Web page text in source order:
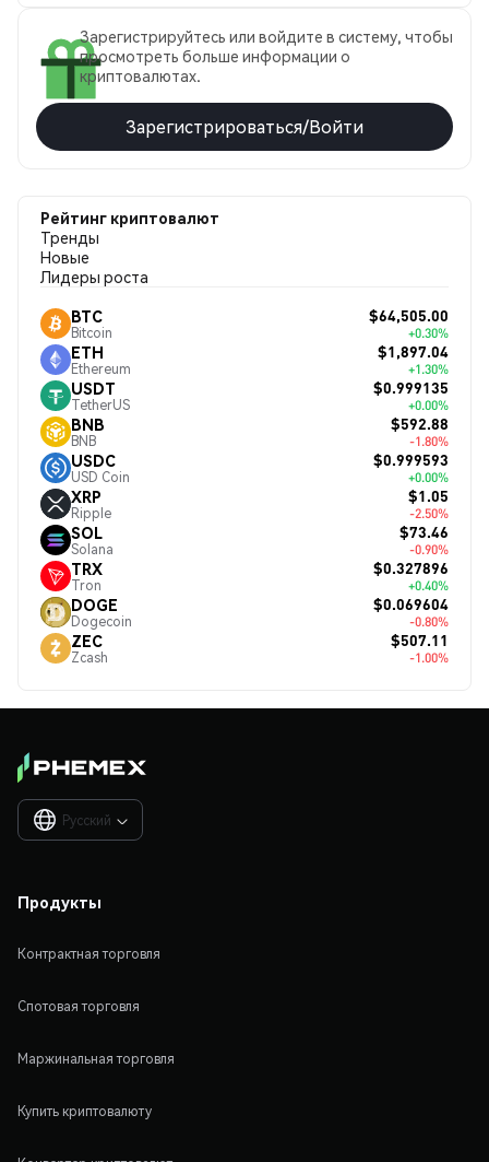
Зарегистрируйтесь или войдите в систему, чтобы
просмотреть больше информации о
криптовалютах.
Зарегистрироваться/Войти
Рейтинг криптовалют
Тренды
Новые
Лидеры роста
BTC
Bitcoin
$64,505.00
+0.30%
ETH
Ethereum
$1,897.04
+1.30%
USDT
TetherUS
$0.999135
+0.00%
BNB
BNB
$592.88
-1.80%
USDC
USD Coin
$0.999593
+0.00%
XRP
Ripple
$1.05
-2.50%
SOL
Solana
$73.46
-0.90%
TRX
Tron
$0.327896
+0.40%
DOGE
Dogecoin
$0.069604
-0.80%
ZEC
Zcash
$507.11
-1.00%
Русский 
Продукты
Контрактная торговля
Спотовая торговля
Маржинальная торговля
Купить криптовалюту